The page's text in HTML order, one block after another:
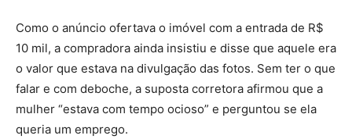
Como o anúncio ofertava o imóvel com a entrada de R$
10 mil, a compradora ainda insistiu e disse que aquele era
o valor que estava na divulgação das fotos. Sem ter o que
falar e com deboche, a suposta corretora afirmou que a
mulher “estava com tempo ocioso” e perguntou se ela
queria um emprego.